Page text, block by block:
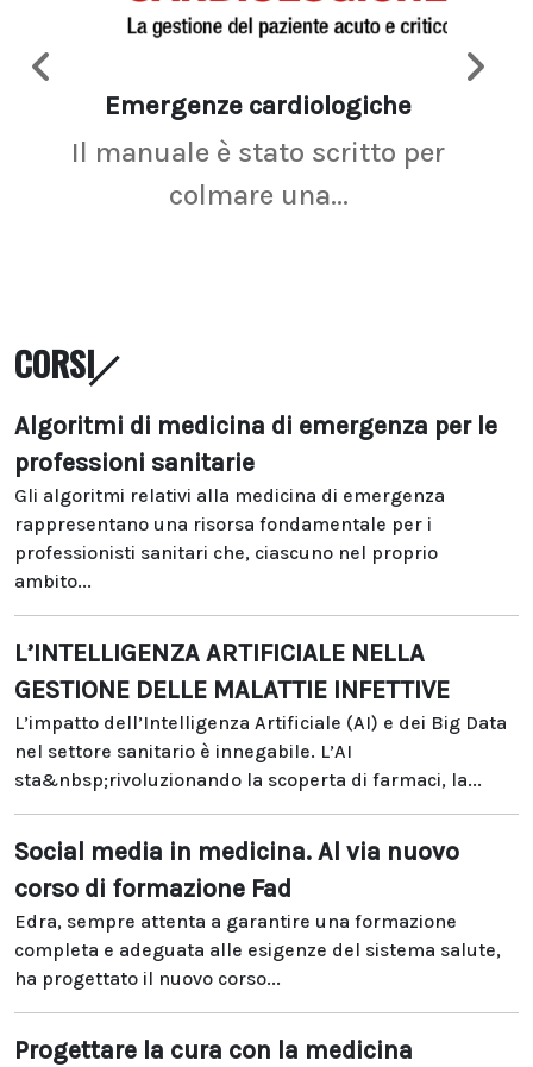
Emergenze cardiologiche
Il manuale è stato scritto per
colmare una...
CORSI
Algoritmi di medicina di emergenza per le
professioni sanitarie
Gli algoritmi relativi alla medicina di emergenza
rappresentano una risorsa fondamentale per i
professionisti sanitari che, ciascuno nel proprio
ambito...
L’INTELLIGENZA ARTIFICIALE NELLA
GESTIONE DELLE MALATTIE INFETTIVE
L’impatto dell’Intelligenza Artificiale (AI) e dei Big Data
nel settore sanitario è innegabile. L’AI
sta&nbsp;rivoluzionando la scoperta di farmaci, la...
Social media in medicina. Al via nuovo
corso di formazione Fad
Edra, sempre attenta a garantire una formazione
completa e adeguata alle esigenze del sistema salute,
ha progettato il nuovo corso...
Progettare la cura con la medicina